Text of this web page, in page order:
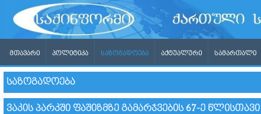
ᲛᲗᲐᲕᲐᲠᲘ ᲞᲝᲚᲘᲢᲘᲙᲐ ᲡᲐᲖᲝᲒᲐᲓᲝᲔᲑᲐ ᲐᲥᲢᲣᲐᲚᲣᲠᲘ ᲡᲐᲛᲐᲠᲗᲐᲚᲘ
ᲡᲐᲖᲝᲒᲐᲓᲝᲔᲑᲐ
ᲕᲐᲙᲘᲡ ᲞᲐᲠᲙᲨᲘ ᲤᲐᲨᲘᲖᲛᲖᲔ ᲒᲐᲛᲐᲠᲯᲕᲔᲑᲘᲡ 67-Ე